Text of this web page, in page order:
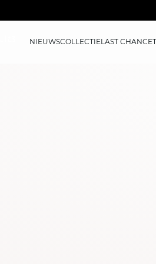
NIEUWSCOLLECTIELAST CHANCE